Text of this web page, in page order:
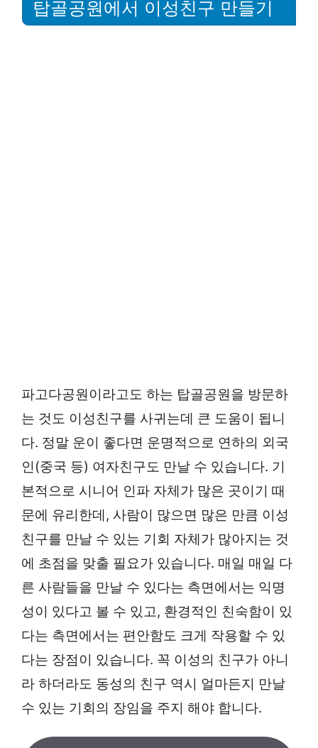
탑골공원에서 이성친구 만들기
파고다공원이라고도 하는 탑골공원을 방문하
는 것도 이성친구를 사귀는데 큰 도움이 됩니
다. 정말 운이 좋다면 운명적으로 연하의 외국
인(중국 등) 여자친구도 만날 수 있습니다. 기
본적으로 시니어 인파 자체가 많은 곳이기 때
문에 유리한데, 사람이 많으면 많은 만큼 이성
친구를 만날 수 있는 기회 자체가 많아지는 것
에 초점을 맞출 필요가 있습니다. 매일 매일 다
른 사람들을 만날 수 있다는 측면에서는 익명
성이 있다고 볼 수 있고, 환경적인 친숙함이 있
다는 측면에서는 편안함도 크게 작용할 수 있
다는 장점이 있습니다. 꼭 이성의 친구가 아니
라 하더라도 동성의 친구 역시 얼마든지 만날
수 있는 기회의 장임을 주지 해야 합니다.